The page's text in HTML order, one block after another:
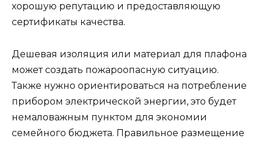
хорошую репутацию и предоставляющую
сертификаты качества.
Дешевая изоляция или материал для плафона
может создать пожароопасную ситуацию.
Также нужно ориентироваться на потребление
прибором электрической энергии, это будет
немаловажным пунктом для экономии
семейного бюджета. Правильное размещение